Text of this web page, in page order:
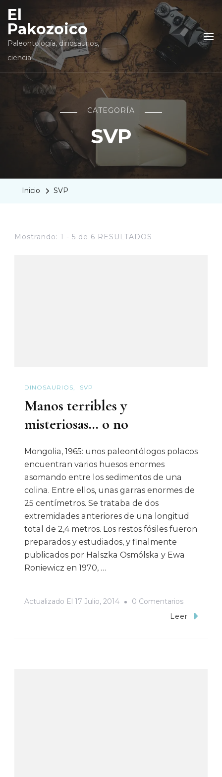
El
Pakozoico
Paleontología, dinosaurios,
ciencia
CATEGORÍA
SVP
Inicio SVP
Mostrando: 1 - 5 de 6 RESULTADOS
DINOSAURIOS SVP
Manos terribles y
misteriosas… o no
Mongolia, 1965: unos paleontólogos polacos
encuentran varios huesos enormes
asomando entre los sedimentos de una
colina. Entre ellos, unas garras enormes de
25 centímetros. Se trataba de dos
extremidades anteriores de una longitud
total de 2,4 metros. Los restos fósiles fueron
preparados y estudiados, y finalmente
publicados por Halszka Osmólska y Ewa
Roniewicz en 1970, …
Actualizado El 17 Julio, 2014 0 ComentariosEn
Manos
Leer